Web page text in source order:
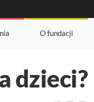
O fundacji
dzieci?